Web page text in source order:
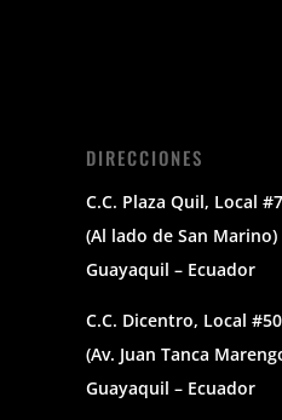
DIRECCIONES
C.C. Plaza Quil, Local #7
(Al lado de San Marino)
Guayaquil – Ecuador
C.C. Dicentro, Local #50
(Av. Juan Tanca
Guayaquil – Ecuador